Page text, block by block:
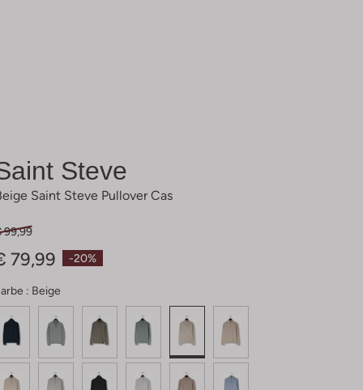
Steve
Saint Steve Pullover Cas
-20%
99,99
79,99
: Beige